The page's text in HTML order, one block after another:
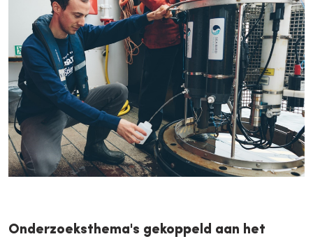
Onderzoeksthema's gekoppeld aan het